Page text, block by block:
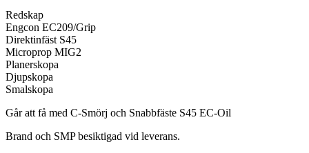
Redskap
Engcon EC209/Grip
Direktinfäst S45
Microprop MIG2
Planerskopa
Djupskopa
Smalskopa
Går att få med C-Smörj och Snabbfäste S45 EC-Oil
Brand och SMP besiktigad vid leverans.